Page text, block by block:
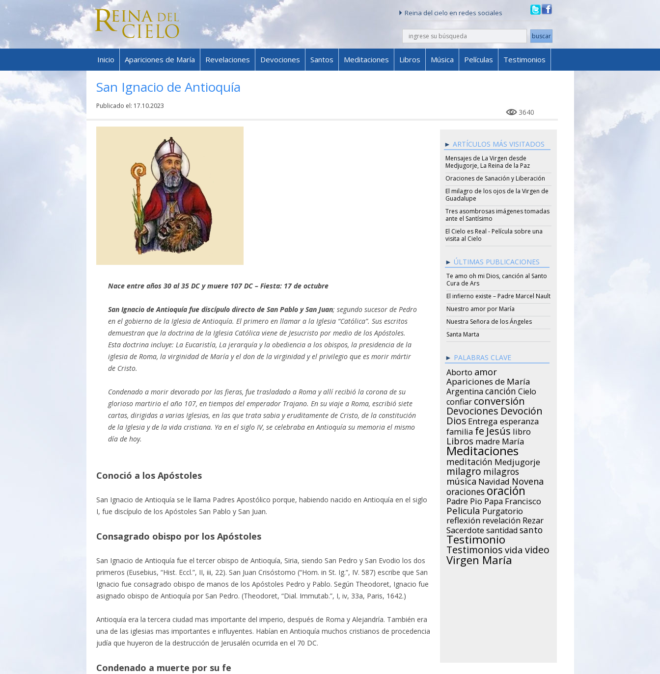
Reina del cielo en redes sociales
buscar
Skip to content
Inicio Apariciones de María Revelaciones Devociones Santos Meditaciones Libros Música Películas Testimonios
San Ignacio de Antioquía
Publicado el: 17.10.2023
3640
Nace entre años 30 al 35 DC y muere 107 DC – Fiesta: 17 de octubre
San Ignacio de Antioquía fue discípulo directo de San Pablo y San Juan; segundo sucesor de Pedro
en el gobierno de la Iglesia de Antioquía. El primero en llamar a la Iglesia “Católica”. Sus escritos
demuestran que la doctrina de la Iglesia Católica viene de Jesucristo por medio de los Apóstoles.
Esta doctrina incluye: La Eucaristía, La jerarquía y la obediencia a los obispos, la presidencia de la
iglesia de Roma, la virginidad de María y el don de la virginidad y el privilegio que es morir mártir
de Cristo.
Condenado a morir devorado por las fieras, fue trasladado a Roma y allí recibió la corona de su
glorioso martirio el año 107, en tiempos del emperador Trajano. En su viaje a Roma, escribió siete
cartas, dirigidas a varias Iglesias, en las que trata sabia y eruditamente de Cristo, de la constitución
de la Iglesia y de la vida cristiana. Ya en el siglo IV, se celebraba en Antioquía su memoria el mismo
día de hoy.
Conoció a los Apóstoles
San Ignacio de Antioquía se le llama Padres Apostólico porque, habiendo nacido en Antioquía en el siglo
I, fue discípulo de los Apóstoles San Pablo y San Juan.
Consagrado obispo por los Apóstoles
San Ignacio de Antioquía fue el tercer obispo de Antioquía, Siria, siendo San Pedro y San Evodio los dos
primeros (Eusebius, “Hist. Eccl.”, II, iii, 22). San Juan Crisóstomo (“Hom. in St. Ig.”, IV. 587) escribe que San
Ignacio fue consagrado obispo de manos de los Apóstoles Pedro y Pablo. Según Theodoret, Ignacio fue
asignado obispo de Antioquía por San Pedro. (Theodoret, “Dial. Immutab.”, I, iv, 33a, Paris, 1642.)
Antioquía era la tercera ciudad mas importante del imperio, después de Roma y Alejandría. También era
una de las iglesias mas importantes e influyentes. Habían en Antioquía muchos cristianos de procedencia
judía que huyeron de la destrucción de Jerusalén ocurrida en el 70 DC.
Condenado a muerte por su fe
ARTÍCULOS MÁS VISITADOS
Mensajes de La Virgen desde
Medjugorje, La Reina de la Paz
Oraciones de Sanación y Liberación
El milagro de los ojos de la Virgen de
Guadalupe
Tres asombrosas imágenes tomadas
ante el Santísimo
El Cielo es Real - Película sobre una
visita al Cielo
ÚLTIMAS PUBLICACIONES
Te amo oh mi Dios, canción al Santo
Cura de Ars
El infierno existe – Padre Marcel Nault
Nuestro amor por María
Nuestra Señora de los Ángeles
Santa Marta
PALABRAS CLAVE
Aborto amor
Apariciones de María
Argentina canción Cielo
confiar conversión
Devociones Devoción
Dios Entrega esperanza
familia fe Jesús libro
Libros madre María
Meditaciones
meditación Medjugorje
milagro milagros
música Navidad Novena
oraciones oración
Padre Pio Papa Francisco
Pelicula Purgatorio
reflexión revelación Rezar
Sacerdote santidad santo
Testimonio
Testimonios vida video
Virgen María